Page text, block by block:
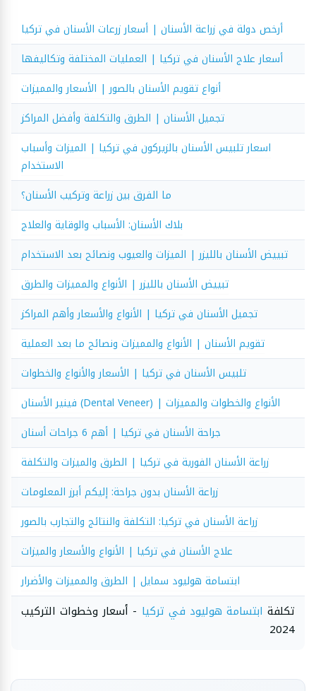
أرخص دولة في زراعة الأسنان | أسعار زرعات الأسنان في تركيا
أسعار علاج الأسنان في تركيا | العمليات المختلفة وتكاليفها
أنواع تقويم الأسنان بالصور | الأسعار والمميزات
تجميل الأسنان | الطرق والتكلفة وأفضل المراكز
اسعار تلبيس الأسنان بالزيركون في تركيا | الميزات وأسباب
الاستخدام
ما الفرق بين زراعة وتركيب الأسنان؟
بلاك الأسنان: الأسباب والوقاية والعلاج
تبييض الأسنان بالليزر | الميزات والعيوب ونصائح بعد الاستخدام
تبييض الأسنان بالليزر | الأنواع والمميزات والطرق
تجميل الأسنان في تركيا | الأنواع والأسعار وأهم المراكز
تقويم الأسنان | الأنواع والمميزات ونصائح ما بعد العملية
تلبيس الأسنان في تركيا | الأسعار والأنواع والخطوات
فينير الأسنان (Dental Veneer) | الأنواع والخطوات والمميزات
جراحة الأسنان في تركيا | أهم 6 جراحات أسنان
زراعة الأسنان الفورية في تركيا | الطرق والميزات والتكلفة
زراعة الأسنان بدون جراحة: إليكم أبرز المعلومات
زراعة الأسنان في تركيا: التكلفة والنتائج والتجارب بالصور
علاج الأسنان في تركيا | الأنواع والأسعار والميزات
ابتسامة هوليود سمايل | الطرق والمميزات والأضرار
تكلفة ابتسامة هوليود في تركيا - أسعار وخطوات التركيب
2024